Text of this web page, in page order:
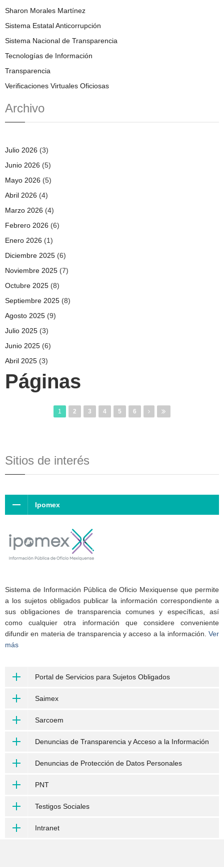
Sharon Morales Martínez
Sistema Estatal Anticorrupción
Sistema Nacional de Transparencia
Tecnologías de Información
Transparencia
Verificaciones Virtuales Oficiosas
Archivo
Julio 2026 (3)
Junio 2026 (5)
Mayo 2026 (5)
Abril 2026 (4)
Marzo 2026 (4)
Febrero 2026 (6)
Enero 2026 (1)
Diciembre 2025 (6)
Noviembre 2025 (7)
Octubre 2025 (8)
Septiembre 2025 (8)
Agosto 2025 (9)
Julio 2025 (3)
Junio 2025 (6)
Abril 2025 (3)
Páginas
1 2 3 4 5 6
Sitios de interés
Ipomex
Sistema de Información Pública de Oficio Mexiquense que permite
a los sujetos obligados publicar la información correspondiente a
sus obligaciones de transparencia comunes y específicas, así
como cualquier otra información que considere conveniente
difundir en materia de transparencia y acceso a la información. Ver
más
Portal de Servicios para Sujetos Obligados
Saimex
Sarcoem
Denuncias de Transparencia y Acceso a la Información
Denuncias de Protección de Datos Personales
PNT
Testigos Sociales
Intranet